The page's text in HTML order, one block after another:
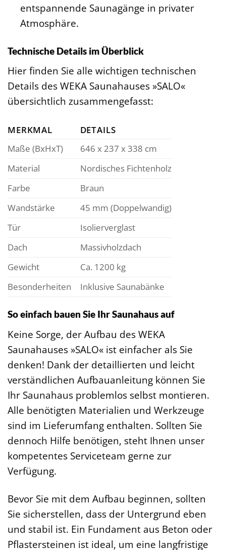
entspannende Saunagänge in privater
Atmosphäre.
Technische Details im Überblick
Hier finden Sie alle wichtigen technischen
Details des WEKA Saunahauses »SALO«
übersichtlich zusammengefasst:
MERKMAL
DETAILS
Maße (BxHxT)
646 x 237 x 338 cm
Material
Nordisches Fichtenholz
Farbe
Braun
Wandstärke
45 mm (Doppelwandig)
Tür
Isolierverglast
Dach
Massivholzdach
Gewicht
Ca. 1200 kg
Besonderheiten
Inklusive Saunabänke
So einfach bauen Sie Ihr Saunahaus auf
Keine Sorge, der Aufbau des WEKA
Saunahauses »SALO« ist einfacher als Sie
denken! Dank der detaillierten und leicht
verständlichen Aufbauanleitung können Sie
Ihr Saunahaus problemlos selbst montieren.
Alle benötigten Materialien und Werkzeuge
sind im Lieferumfang enthalten. Sollten Sie
dennoch Hilfe benötigen, steht Ihnen unser
kompetentes Serviceteam gerne zur
Verfügung.
Bevor Sie mit dem Aufbau beginnen, sollten
Sie sicherstellen, dass der Untergrund eben
und stabil ist. Ein Fundament aus Beton oder
Pflastersteinen ist ideal, um eine langfristige